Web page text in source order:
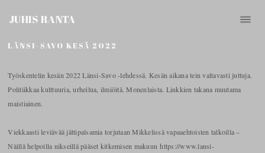
JUHIS RANTA
LÄNSI-SAVO KESÄ 2022
Työskentelin kesän 2022 Länsi-Savo -lehdessä. Kesän aikana tein valtavasti juttuja.
Politiikkaa kulttuuria, urheilua, ilmiöitä. Monenlaista. Linkkien takana muutama
maistiainen.
Viekkaasti leviävää jättipalsamia torjutaan Mikkelissä vapaaehtoisten talkoilla –
Näillä helpoilla nikseillä pääset kitkemisen makuun https://www.lansi-